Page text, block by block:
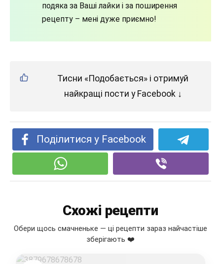
подяка за Ваші лайки і за поширення
рецепту – мені дуже приємно!
Тисни «Подобається» і отримуй
найкращі пости у Facebook ↓
Поділитися у Facebook
Схожі рецепти
Обери щось смачненьке — ці рецепти зараз найчастіше
зберігають ❤️